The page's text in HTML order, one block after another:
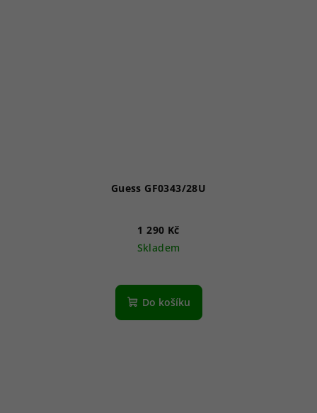
Guess GF0343/28U
1 290 Kč
Skladem
Do košíku